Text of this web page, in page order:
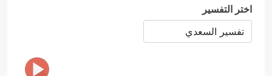
اختر التفسير